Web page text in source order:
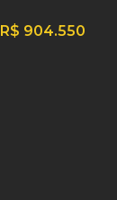
R$ 904.550